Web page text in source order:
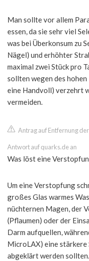
Man sollte vor allem
essen, da sie sehr viel
was bei Überkonsum zu
Nägel) und erhöhter
maximal zwei Stück pro
sollten wegen des
eine Handvoll) verzehrt
vermeiden.
Antrag auf Entfernung
Antwort auf quarks.de an
Was löst eine
Um eine Verstopfung
großes Glas warmes
nüchternen Magen, der
(Pflaumen) oder der
Darm aufquellen,
MicroLAX) eine
abgeklärt werden